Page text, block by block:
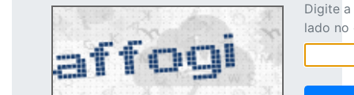
Digite
lado no